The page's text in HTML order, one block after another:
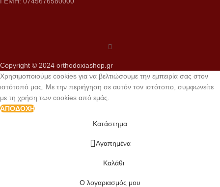
Copyright © 2024 orthodoxiashop.gr
Χρησιμοποιούμε cookies για να βελτιώσουμε την εμπειρία σας στον
ιστότοπό μας. Με την περιήγηση σε αυτόν τον ιστότοπο, συμφωνείτε
με τη χρήση των cookies από εμάς.
ΑΠΟΔΟΧΉ
Κατάστημα
Αγαπημένα
Καλάθι
Ο λογαριασμός μου